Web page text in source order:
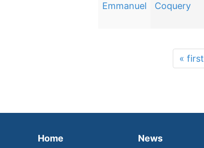
Emmanuel
Coquery
« first
Home News